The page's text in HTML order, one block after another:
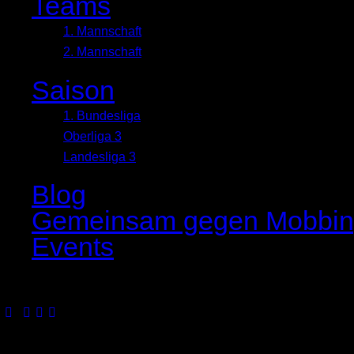
1. Mannschaft
2. Mannschaft
Saison
1. Bundesliga
Oberliga 3
Landesliga 3
Blog
Gemeinsam gegen
Events